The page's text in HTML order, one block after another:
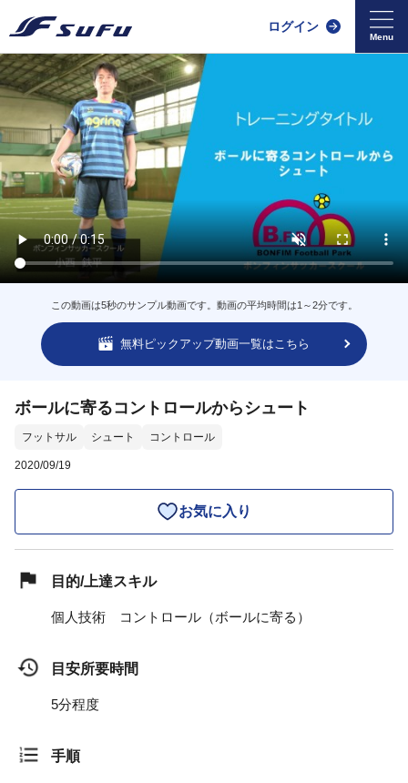
ログイン
この動画は5秒のサンプル動画です。動画の平均時間は1～2分です。
無料ピックアップ動画一覧はこちら
ボールに寄るコントロールからシュート
フットサル シュート コントロール
2020/09/19
お気に入り
目的/上達スキル
個人技術 コントロール（ボールに寄る）
目安所要時間
5分程度
手順